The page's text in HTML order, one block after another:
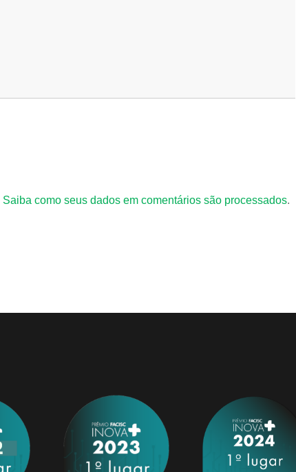
Saiba como seus dados em comentários são processados.